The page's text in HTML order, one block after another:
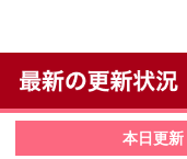
本日更新